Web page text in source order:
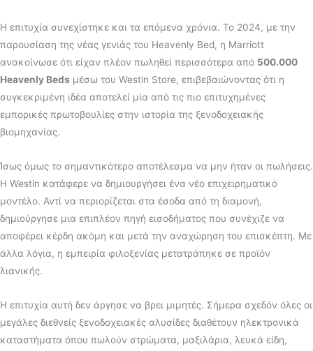
Η επιτυχία συνεχίστηκε και τα επόμενα χρόνια. Το 2024, με την
παρουσίαση της νέας γενιάς του Heavenly Bed, η Marriott
ανακοίνωσε ότι είχαν πλέον πωληθεί περισσότερα από 500.000
Heavenly Beds μέσω του Westin Store, επιβεβαιώνοντας ότι η
συγκεκριμένη ιδέα αποτελεί μία από τις πιο επιτυχημένες
εμπορικές πρωτοβουλίες στην ιστορία της ξενοδοχειακής
βιομηχανίας.
Ίσως όμως το σημαντικότερο αποτέλεσμα να μην ήταν οι πωλήσεις.
Η Westin κατάφερε να δημιουργήσει ένα νέο επιχειρηματικό
μοντέλο. Αντί να περιορίζεται στα έσοδα από τη διαμονή,
δημιούργησε μια επιπλέον πηγή εισοδήματος που συνέχιζε να
αποφέρει κέρδη ακόμη και μετά την αναχώρηση του επισκέπτη. Με
άλλα λόγια, η εμπειρία φιλοξενίας μετατράπηκε σε προϊόν
λιανικής.
Η επιτυχία αυτή δεν άργησε να βρει μιμητές. Σήμερα σχεδόν όλες οι
μεγάλες διεθνείς ξενοδοχειακές αλυσίδες διαθέτουν ηλεκτρονικά
καταστήματα όπου πωλούν στρώματα, μαξιλάρια, λευκά είδη,